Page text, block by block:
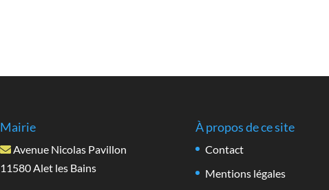
Mairie
Avenue Nicolas Pavillon
11580 Alet les Bains
À propos de ce site
Contact
Mentions légales